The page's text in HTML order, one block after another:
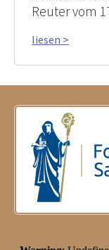
Reuter vom
liesen >